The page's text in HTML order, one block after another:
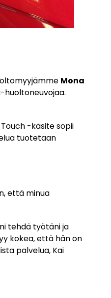
Mona
huoltoneuvojaa.
-käsite sopii
tuotetaan
että minua
tehdä työtäni ja
kokea, että hän on
palvelua, Kai